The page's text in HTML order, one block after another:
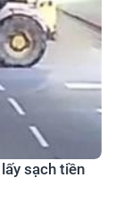
sạch tiền